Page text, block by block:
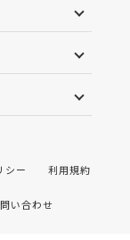
シー 利用規約
い合わせ